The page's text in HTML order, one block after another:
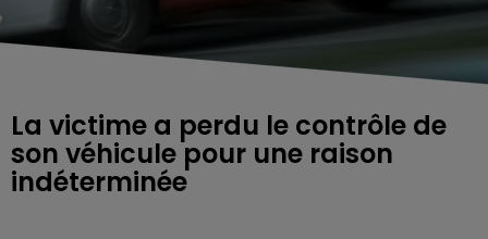
La victime a perdu le contrôle de
son véhicule pour une raison
indéterminée